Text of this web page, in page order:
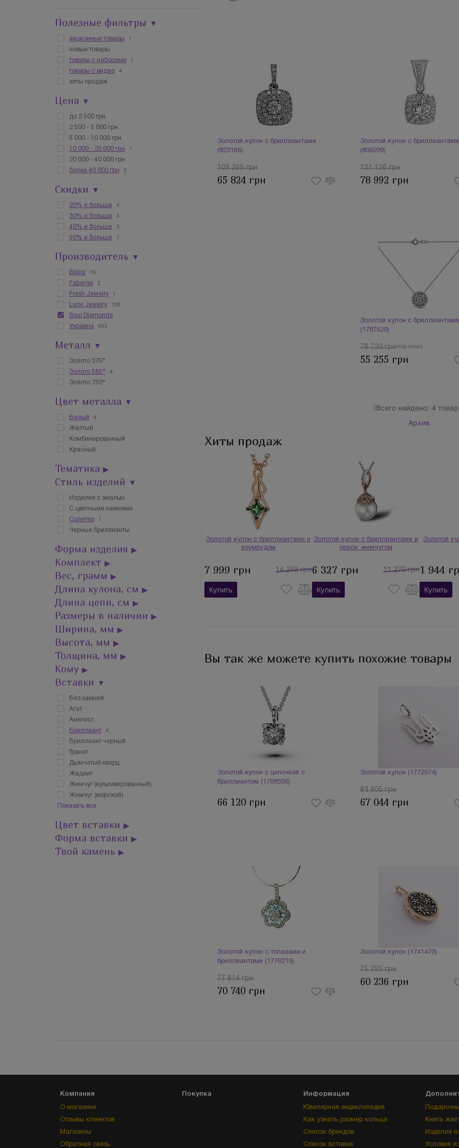
Полезные фильтры ▼
акционные товары 1
новые товары
товары с наборами
1
товары с видео 4
хиты продаж
Цена ▼
до 2 500 грн
2 500 - 5 000 грн
5 000 - 10 000 грн
10 000 - 20 000 грн
1
20 000 - 40 000 грн
более 40 000 грн
3
Скидки ▼
20% и больше 4
30% и больше 4
40% и больше 3
50% и больше 1
Производитель ▼
Bibigi 16
Faberge 2
Fresh Jewelry 1
Lurie Jewelry 108
Soul Diamonds
Украина
403
Металл ▼
Золото 375°
Золото 585°
4
Золото 750°
Цвет металла ▼
Белый 4
Желтый
Комбинированный
Красный
Тематика ▶
Стиль изделий ▼
Изделия с эмалью
С цветными камнями
Солитер
1
Черные бриллианты
Форма изделия ▶
Комплект ▶
Вес, грамм ▶
Длина кулона, см ▶
Длина цепи, см ▶
Размеры в наличии ▶
Ширина, мм ▶
Высота, мм ▶
Толщина, мм ▶
Кому ▶
Вставки ▼
Без камней
Агат
Аметист
Бриллиант
4
Бриллиант черный
Гранат
Дымчатый кварц
Жадеит
Жемчуг (культивированный)
Жемчуг (морской)
Показать все
Цвет вставки ▶
Форма вставки ▶
Твой камень ▶
Золотой кулон с бриллиантами
(823165)
109 269 грн
65 824 грн
Золотой кулон с бриллиантами
(809209)
131 126 грн
78 992 грн
Золотой кулон с бриллиантами
(1787620)
под заказ
78 733 грн
55 255 грн
(Всего найдено: 4
Архив
Хиты продаж
Золотой кулон с бриллиантами и
изумрудом
7 999 грн 14 248 грн
Купить
Золотой кулон с бриллиантами и
пресн. жемчугом
6 327 грн 11 270 грн
Купить
Золотой
1 944
Купить
Вы так же можете купить похожие товары
Золотой кулон с цепочкой с
бриллиантом (1768506)
66 120 грн
Золотой кулон (1772974)
83 805 грн
67 044 грн
Золотой кулон с топазами и
бриллиантами (1776219)
77 814 грн
70 740 грн
Золотой кулон (1741470)
75 295 грн
60 236 грн
Компания
О магазине
Отзывы клиентов
Магазины
Обратная связь
Покупка Информация
Ювелирная энциклопедия
Как узнать размер кольца
Список брендов
Список вставок
Книга
Изделия
Условия